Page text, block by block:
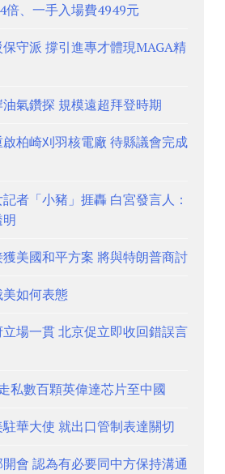
倍、一手入場費4949元
守派 撐引進專才體現MAGA精
氣鑽探 規模遠超拜登時期
柏崎刈羽核電廠 待縣議會完成
者「小豬」捱轟 白宮發言人：
美國和平方案 將與特朗普商討
如何表態
場一貫 北京促立即收回錯誤言
私數百顆英偉達芯片至中國
華大使 就出口管制表達關切
會 認為有必要同中方保持溝通